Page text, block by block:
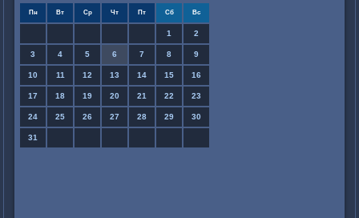
Пн Вт Ср Чт Пт Сб Вс
1 2
3 4 5 6 7 8 9
10 11 12 13 14 15 16
17 18 19 20 21 22 23
24 25 26 27 28 29 30
31